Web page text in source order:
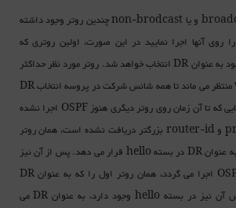
اگر چنانچه روی لینک broadcast و یا non-brodcast چندین روتر وجود داشته
باشد و بخواهید OSPF را روی آنها اجرا نمایید در این صورت، اولین روتری که
OSPF روی آن اجرا می شود به عنوان DR انتخاب خواهد شد. روتر مورد نظر حداکثر
به مدت زمان wait time منتظر می ماند تا همه شانس شرکت در پروسه انتخاب DR
را داشته باشند. اما از آنجایی که تا آن زمان روی روتر دیگری هنوز OSPF اجرا نشده
است و hello با priority و router-id بزرگتر دریافت نشده است، همان روتر
اول router-id خود را به عنوان DR در بسته hello قرار می دهد. پس از آن نیز
هر روتر جدیدی که در OSPF اجرا می گردد، همان روتر اول را که به عنوان DR
انتخاب شده است و آدرس آن نیز در بسته hello وجود دارد، به عنوان DR می